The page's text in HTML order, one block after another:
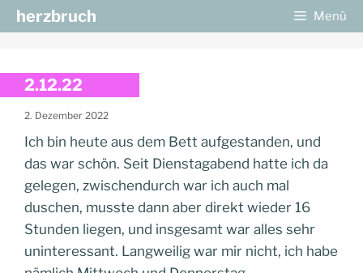
Zum
Inhalt
herzbruch Menü
2.12.22
2. Dezember 2022
Ich bin heute aus dem Bett aufgestanden, und
das war schön. Seit Dienstagabend hatte ich da
gelegen, zwischendurch war ich auch mal
duschen, musste dann aber direkt wieder 16
Stunden liegen, und insgesamt war alles sehr
uninteressant. Langweilig war mir nicht, ich habe